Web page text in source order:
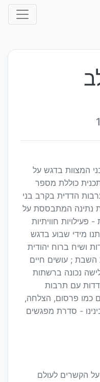
עם בני המצוות בדגש על
כוללת מספר
הדדית בקרב בני
נתינה המתבססת על
חוויתיות
מידי שבוע בדגש
ושיח ברוח יהודית
השבת ; עושים חיים
נכונה ברשתות
עם תרבות
כמו פרסום, הצלחה,
- סדרת מפגשים
על הקשרים לעולם